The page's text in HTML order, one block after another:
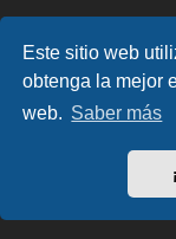
Este sitio web
obtenga la mejor
web. Saber más